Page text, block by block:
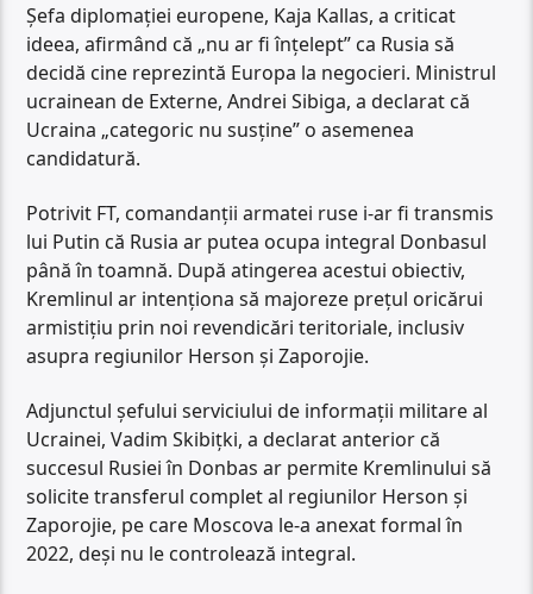
Șefa diplomației europene, Kaja Kallas, a criticat
ideea, afirmând că „nu ar fi înțelept” ca Rusia să
decidă cine reprezintă Europa la negocieri. Ministrul
ucrainean de Externe, Andrei Sibiga, a declarat că
Ucraina „categoric nu susține” o asemenea
candidatură.
Potrivit FT, comandanții armatei ruse i-ar fi transmis
lui Putin că Rusia ar putea ocupa integral Donbasul
până în toamnă. După atingerea acestui obiectiv,
Kremlinul ar intenționa să majoreze prețul oricărui
armistițiu prin noi revendicări teritoriale, inclusiv
asupra regiunilor Herson și Zaporojie.
Adjunctul șefului serviciului de informații militare al
Ucrainei, Vadim Skibițki, a declarat anterior că
succesul Rusiei în Donbas ar permite Kremlinului să
solicite transferul complet al regiunilor Herson și
Zaporojie, pe care Moscova le-a anexat formal în
2022, deși nu le controlează integral.